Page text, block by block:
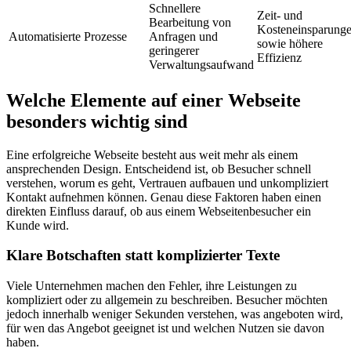
Automatisierte Prozesse
Schnellere
Bearbeitung von
Anfragen und
geringerer
Verwaltungsaufwand
Zeit- und
sowie höhere
Effizienz
Welche Elemente auf einer Webseite
besonders wichtig sind
Eine erfolgreiche Webseite besteht aus weit mehr als einem
ansprechenden Design. Entscheidend ist, ob Besucher schnell
verstehen, worum es geht, Vertrauen aufbauen und unkompliziert
Kontakt aufnehmen können. Genau diese Faktoren haben einen
direkten Einfluss darauf, ob aus einem Webseitenbesucher ein
Kunde wird.
Klare Botschaften statt komplizierter Texte
Viele Unternehmen machen den Fehler, ihre Leistungen zu
kompliziert oder zu allgemein zu beschreiben. Besucher möchten
jedoch innerhalb weniger Sekunden verstehen, was angeboten wird,
für wen das Angebot geeignet ist und welchen Nutzen sie davon
haben.